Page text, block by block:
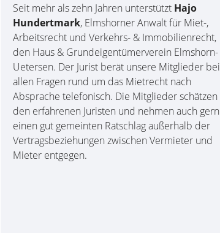
Seit mehr als zehn Jahren unterstützt Hajo
Hundertmark, Elmshorner Anwalt für Miet-,
Arbeitsrecht und Verkehrs- & Immobilien­recht,
den Haus & Grund­eigentümer­verein Elmshorn-
Uetersen. Der Jurist berät unsere Mitglieder bei
allen Fragen rund um das Mietrecht nach
Absprache telefonisch. Die Mitglieder schätzen
den erfahrenen Juristen und nehmen auch gern
einen gut gemeinten Ratschlag außerhalb der
Vertrags­beziehungen zwischen Vermieter und
Mieter entgegen.